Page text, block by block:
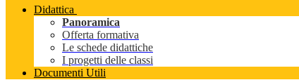
Didattica
Panoramica
Offerta formativa
Le schede didattiche
I progetti delle classi
Documenti Utili